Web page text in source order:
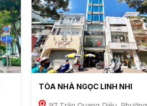
TÒA NHÀ NGỌC LINH NHI